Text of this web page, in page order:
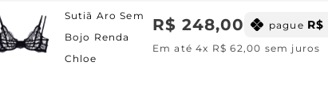
Sutiã Aro Sem
Bojo Renda
Chloe
R$ 248,00 pague R$
Em até4x R$ 62,00 sem juros